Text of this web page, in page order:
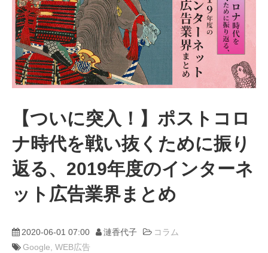
ニュース
コラム
事例
動画
trans-DXプロデューサー
【ついに突入！】ポストコロ
ナ時代を戦い抜くために振り
返る、2019年度のインターネ
ット広告業界まとめ
2020-06-01 07:00 漣香代子
コラム
Google WEB広告